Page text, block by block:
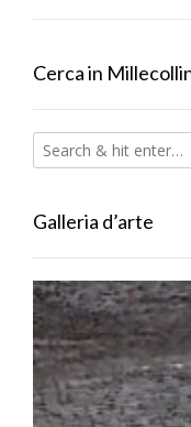
Cerca in
Galleria d’arte